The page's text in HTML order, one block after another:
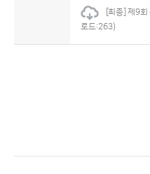
[최종] 제9
로드:263)